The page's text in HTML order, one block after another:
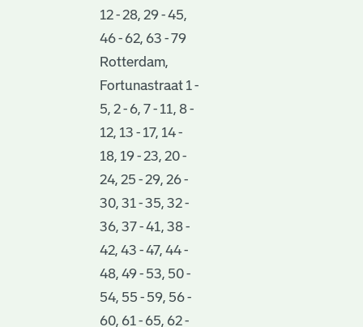
12 - 28, 29 - 45,
46 - 62, 63 - 79
Rotterdam,
Fortunastraat 1 -
5, 2 - 6, 7 - 11, 8 -
12, 13 - 17, 14 -
18, 19 - 23, 20 -
24, 25 - 29, 26 -
30, 31 - 35, 32 -
36, 37 - 41, 38 -
42, 43 - 47, 44 -
48, 49 - 53, 50 -
54, 55 - 59, 56 -
60, 61 - 65, 62 -